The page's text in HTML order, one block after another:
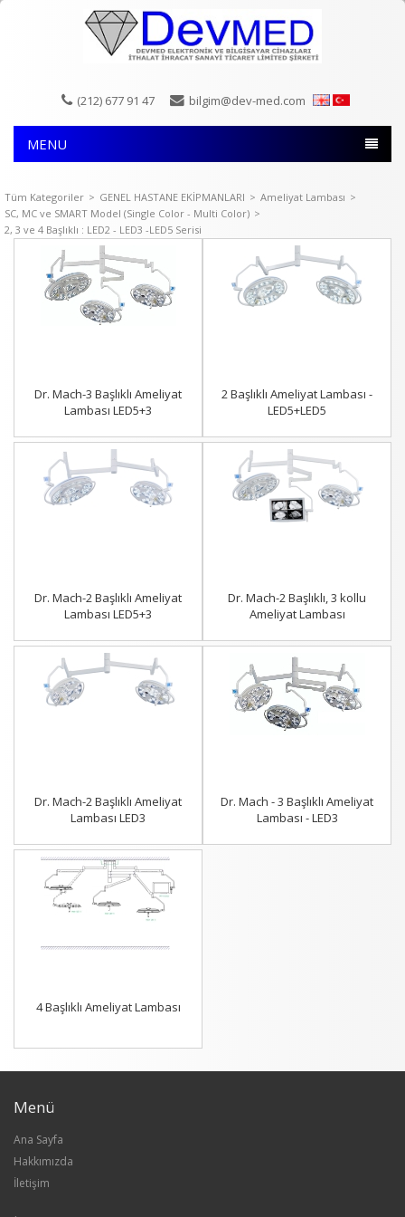
(212) 677 91 47 bilgim@dev-med.com
MENU
Tüm Kategoriler > GENEL HASTANE EKİPMANLARI > Ameliyat Lambası >
SC, MC ve SMART Model (Single Color - Multi Color) >
2, 3 ve 4 Başlıklı : LED2 - LED3 -LED5 Serisi
Dr. Mach-3 Başlıklı Ameliyat
Lambası LED5+3
2 Başlıklı Ameliyat Lambası -
LED5+LED5
Dr. Mach-2 Başlıklı Ameliyat
Lambası LED5+3
Dr. Mach-2 Başlıklı, 3 kollu
Ameliyat Lambası
Dr. Mach-2 Başlıklı Ameliyat
Lambası LED3
Dr. Mach - 3 Başlıklı Ameliyat
Lambası - LED3
4 Başlıklı Ameliyat Lambası
Menü
Ana Sayfa
Hakkımızda
İletişim